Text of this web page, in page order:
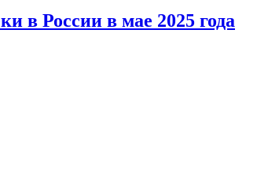
в России в мае 2025 года